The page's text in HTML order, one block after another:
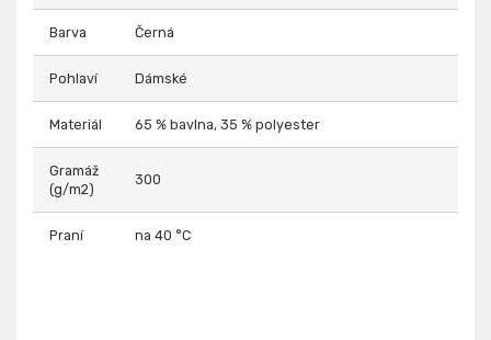
Barva Černá
Pohlaví Dámské
Materiál 65 % bavlna, 35 % polyester
Gramáž
(g/m2)
300
Praní na 40 °C